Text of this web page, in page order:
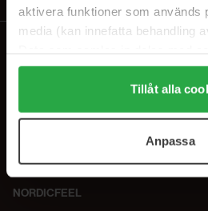
aktivera funktioner som används
media (kan innefatta behandling
Genom att trycka på "Tillåt alla
alla cookies, medan du under
användningen av cookies. Du
samt vår Integritetspolicy.
Tillåt alla
Anpassa
NORDICFEEL